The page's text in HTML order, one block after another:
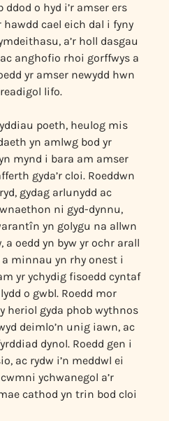
o hyd i’r amser ers
hawdd cael eich dal i fyny
a’r holl dasgau
anghofio rhoi gorffwys a
yr amser newydd hwn
lifo.
poeth, heulog mis
yn amlwg bod yr
mynd i bara am amser
gyda’r cloi. Roeddwn
gydag arlunydd ac
ni gyd-dynnu,
yn golygu na allwn
a oedd yn byw yr ochr arall
a minnau yn rhy onest i
yr ychydig fisoedd cyntaf
o gwbl. Roedd mor
heriol gyda phob wythnos
deimlo’n unig iawn, ac
dynol. Roedd gen i
ac rydw i’n meddwl ei
ychwanegol a’r
cathod yn trin bod cloi